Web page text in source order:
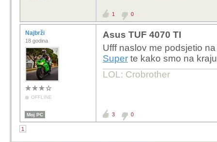
1 0
Najbrži
18 godina
OFFLINE
Asus TUF 4070 TI
Ufff naslov me podsjetio
Super te kako smo na
LOL: Crobrother
Moj PC 3 0
1